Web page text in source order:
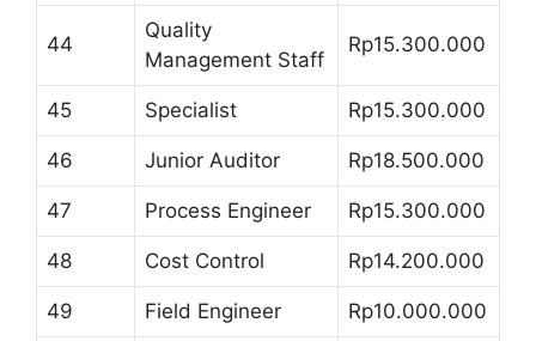
44
Quality
Management Staff
Rp15.300.000
45 Specialist Rp15.300.000
46 Junior Auditor Rp18.500.000
47 Process Engineer Rp15.300.000
48 Cost Control Rp14.200.000
49 Field Engineer Rp10.000.000